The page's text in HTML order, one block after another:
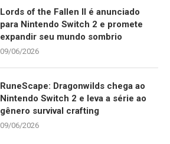
Lords of the Fallen II é anunciado
para Nintendo Switch 2 e promete
expandir seu mundo sombrio
09/06/2026
RuneScape: Dragonwilds chega ao
Nintendo Switch 2 e leva a série ao
gênero survival crafting
09/06/2026